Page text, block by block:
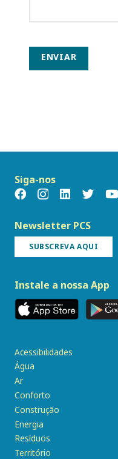
ENVIAR
Siga-nos
Newsletter PCS
SUBSCREVA AQUI
Instale a nossa App
Acessibilidades
Água
Ar
Conforto
Construção
Energia
Resíduos
Território